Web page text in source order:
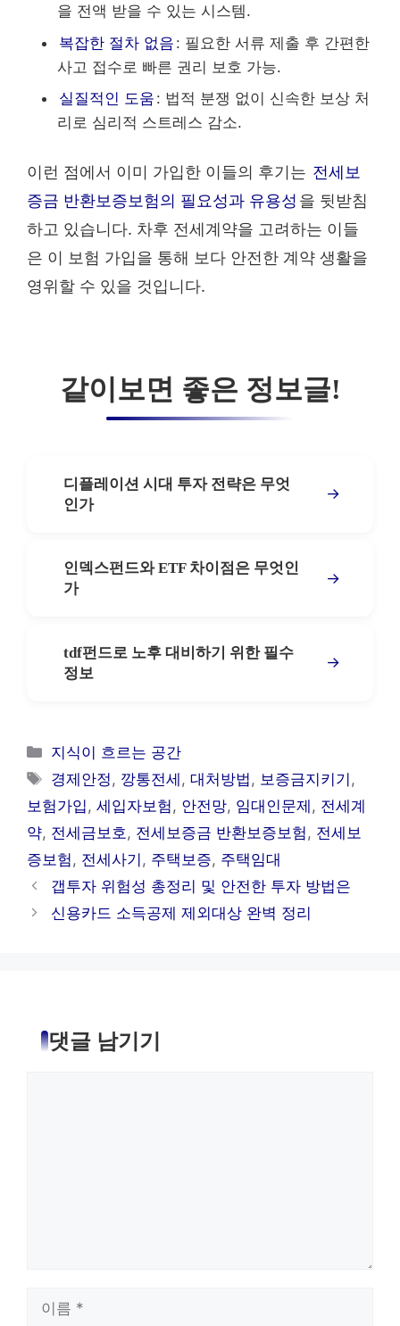
을 전액 받을 수 있는 시스템.
복잡한 절차 없음 : 필요한 서류 제출 후 간편한
사고 접수로 빠른 권리 보호 가능.
실질적인 도움 : 법적 분쟁 없이 신속한 보상 처
리로 심리적 스트레스 감소.
이런 점에서 이미 가입한 이들의 후기는 전세보
증금 반환보증보험의 필요성과 유용성 을 뒷받침
하고 있습니다. 차후 전세계약을 고려하는 이들
은 이 보험 가입을 통해 보다 안전한 계약 생활을
영위할 수 있을 것입니다.
같이보면 좋은 정보글!
디플레이션 시대 투자 전략은 무엇
인가
→
인덱스펀드와 ETF 차이점은 무엇인
가
→
tdf펀드로 노후 대비하기 위한 필수
정보
→
카
테
리
지식이 흐르는 공간
태
그
경제안정, 깡통전세 ,대처방법, 보증금지키기 ,
보험가입, 세입자보험, 안전망, 임대인문제 , 전세계
약, 전세금보호, 전세보증금 반환보증보험, 전세보
증보험, 전세사기 , 주택보증, 주택임대
갭투자 위험성 총정리 및 안전한 투자 방법은
신용카드 소득공제 제외대상 완벽 정리
댓글 남기기